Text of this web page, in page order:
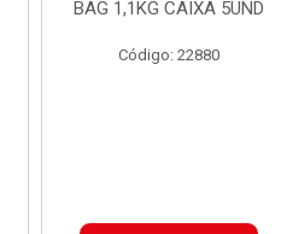
BAG 1,1KG CAIXA 5UND
Código: 22880